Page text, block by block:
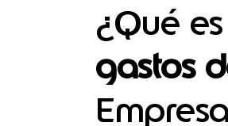
¿Qué es
gastos